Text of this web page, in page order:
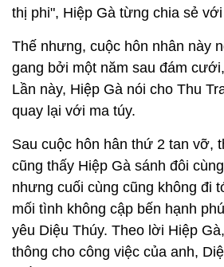
thị phi", Hiệp Gà từng chia sẻ
Thế nhưng, cuộc hôn nhân này
gang bởi một năm sau đám
Lần này, Hiệp Gà nói cho Thu
quay lại với ma túy.
Sau cuộc hôn hân thứ 2 tan vỡ,
cũng thấy Hiệp Gà sánh đôi
nhưng cuối cùng cũng không đi
mối tình không cập bến hạnh
yêu Diệu Thúy. Theo lời Hiệp
thông cho công việc của anh,